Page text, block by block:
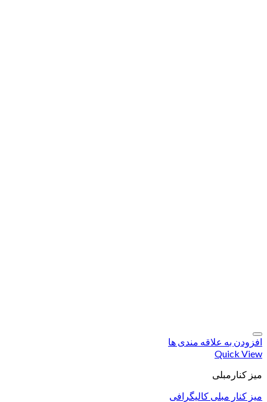
افزودن به علاقه مندی ها
Quick View
میز کنارمبلی
میز کنار مبلی کالیگرافی